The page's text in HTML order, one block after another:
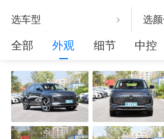
选车型 选
全部 外观 细节 中控